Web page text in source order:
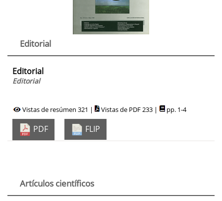
Editorial
Editorial
Editorial
Vistas de resúmen 321 | Vistas de PDF 233 | pp. 1-4
PDF FLIP
Artículos científicos